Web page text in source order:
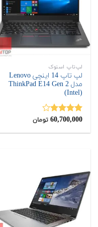
لپ‌تاپ استوک
لپ تاپ 14 اینچی Lenovo
مدل ThinkPad E14 Gen 2
(Intel)
نمره
60,700,000 تومان